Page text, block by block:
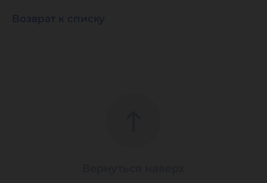
Возврат к списку